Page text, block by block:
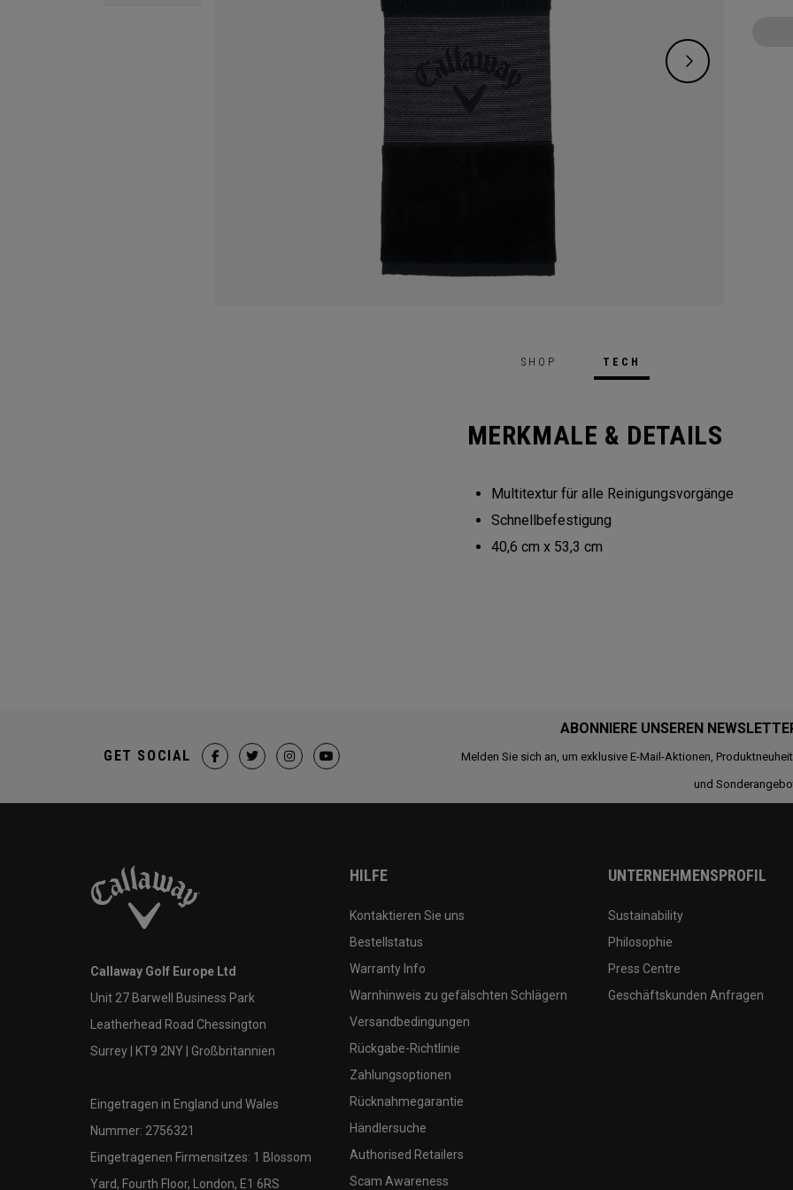
SHOP TECH
MERKMALE & DETAILS
Multitextur für alle Reinigungsvorgänge
Schnellbefestigung
40,6 cm x 53,3 cm
ABONNIERE UNSEREN
Melden Sie sich an, um exklusive E-Mail-Aktionen,
und
GET SOCIAL
Callaway Golf Europe Ltd
Unit 27 Barwell Business Park
Leatherhead Road Chessington
Surrey | KT9 2NY | Großbritannien
Eingetragen in England und Wales
Nummer: 2756321
Eingetragenen Firmensitzes: 1 Blossom
Yard, Fourth Floor, London, E1 6RS
HILFE
Kontaktieren Sie uns
Bestellstatus
Warranty Info
Warnhinweis zu gefälschten Schlägern
Versandbedingungen
Rückgabe-Richtlinie
Zahlungsoptionen
Rücknahmegarantie
Händlersuche
Authorised Retailers
Scam Awareness
UNTERNEHMENSPROFIL
Sustainability
Philosophie
Press Centre
Geschäftskunden Anfragen